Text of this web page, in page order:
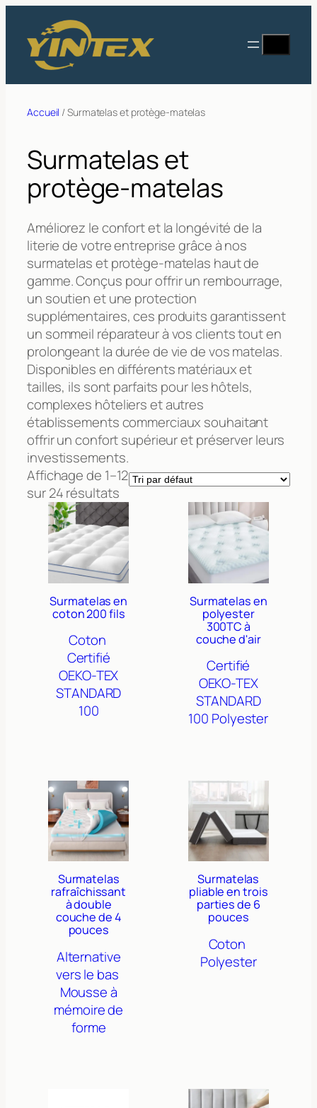
contenu
Accueil / Surmatelas et protège-matelas
Surmatelas et
protège-matelas
Améliorez le confort et la longévité de la
literie de votre entreprise grâce à nos
surmatelas et protège-matelas haut de
gamme. Conçus pour offrir un rembourrage,
un soutien et une protection
supplémentaires, ces produits garantissent
un sommeil réparateur à vos clients tout en
prolongeant la durée de vie de vos matelas.
Disponibles en différents matériaux et
tailles, ils sont parfaits pour les hôtels,
complexes hôteliers et autres
établissements commerciaux souhaitant
offrir un confort supérieur et préserver leurs
investissements.
Affichage de 1–12
sur 24 résultats
Surmatelas en
coton 200 fils
Coton
Certifié
OEKO-TEX
STANDARD
100
Surmatelas en
polyester
300TC à
couche d'air
Certifié
OEKO-TEX
STANDARD
100 Polyester
Surmatelas
rafraîchissant
à double
couche de 4
pouces
Alternative
vers le bas
Mousse à
mémoire de
forme
Surmatelas
pliable en trois
parties de 6
pouces
Coton
Polyester